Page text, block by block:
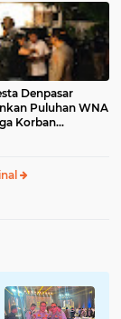
Denpasar
Puluhan WNA
Korban